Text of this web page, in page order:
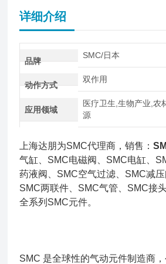
详细介绍
品牌
SMC/日本
动作方式
双作用
应用领域
医疗卫生,生物产业,农
源
上海达朋为SMC代理商，销售：
气缸、SMC电磁阀、SMC电缸、
药液阀、SMC空气过滤、SMC减压
SMC两联件、SMC气管、SMC接
全系列SMC元件。
SMC 是全球性的气动元件制造商